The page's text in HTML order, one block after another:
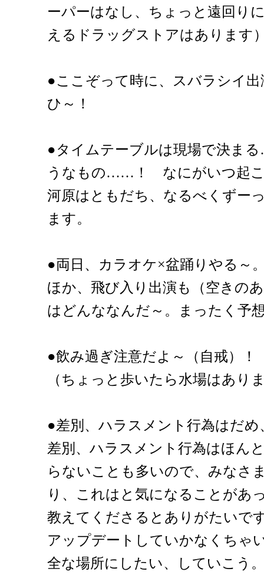
ーパーはなし、ちょっと遠回り
えるドラッグストアはあります
●ここぞって時に、スバラシイ
ひ～！
●タイムテーブルは現場で決
うなもの……！ なにがいつ起こ
河原はともだち、なるべくずー
ます。
●両日、カラオケ×盆踊りやる～
ほか、飛び入り出演も（空きの
はどんななんだ～。まったく予
●飲み過ぎ注意だよ～（自戒）
（ちょっと歩いたら水場はあり
●差別、ハラスメント行為はだ
差別、ハラスメント行為はほん
らないことも多いので、みなさ
り、これはと気になることがあ
教えてくださるとありがたいで
アップデートしていかなくちゃ
全な場所にしたい、していこう